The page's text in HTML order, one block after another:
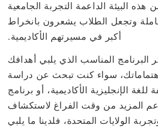
هذه البيئة الداعمة التجربة الجامعية
وتجعل الطلاب يشعرون بانخراط
أكبر في مسيرتهم الأكاديمية.
البرنامج المناسب الذي يلبي أهدافك
سواء كنت تبحث عن دراسة
للغة الإنجليزية الأكاديمية، أو برنامج
المزيد من وقت الفراغ لاستكشاف
الولايات المتحدة، فلدينا ما يلبي